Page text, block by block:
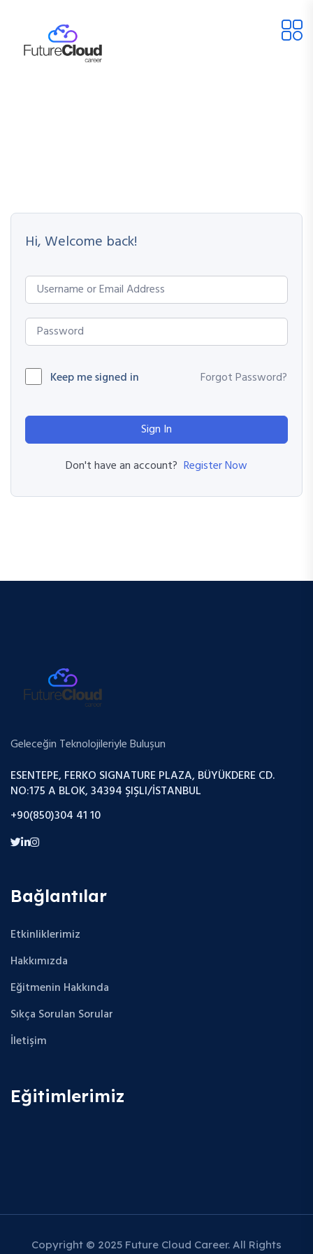
Hi, Welcome back!
Keep me signed in Forgot Password?
Sign In
Don't have an account? Register Now
Geleceğin Teknolojileriyle Buluşun
ESENTEPE, FERKO SIGNATURE PLAZA, BÜYÜKDERE CD.
NO:175 A BLOK, 34394 ŞIŞLI/İSTANBUL
+90(850)304 41 10
Bağlantılar
Etkinliklerimiz
Hakkımızda
Eğitmenin Hakkında
Sıkça Sorulan Sorular
İletişim
Eğitimlerimiz
Copyright © 2025 Future Cloud Career. All Rights